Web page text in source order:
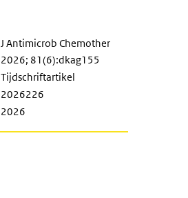
J Antimicrob Chemother
2026; 81(6):dkag155
Tijdschriftartikel
2026226
2026